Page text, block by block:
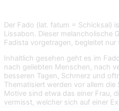
Der Fado (lat. fatum = Schicksal)
Lissabon. Dieser melancholische
Fadista vorgetragen, begleitet nur
Inhaltlich gesehen geht es im
nach geliebten Menschen, nach
besseren Tagen, Schmerz und
Thematisiert werden vor allem
Motive sind etwa das einer Frau,
vermisst, welcher sich auf einer